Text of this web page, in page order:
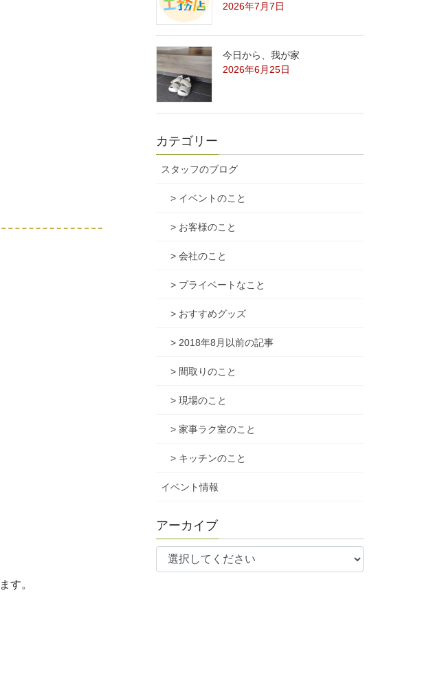
す。
2026年7月7日
今日から、我が家
2026年6月25日
カテゴリー
スタッフのブログ
> イベントのこと
> お客様のこと
> 会社のこと
> プライベートなこと
> おすすめグッズ
> 2018年8月以前の記事
> 間取りのこと
> 現場のこと
> 家事ラク室のこと
> キッチンのこと
イベント情報
アーカイブ